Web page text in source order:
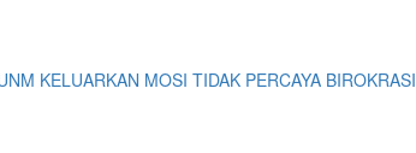
KELUARKAN MOSI TIDAK PERCAYA BIROKRASI